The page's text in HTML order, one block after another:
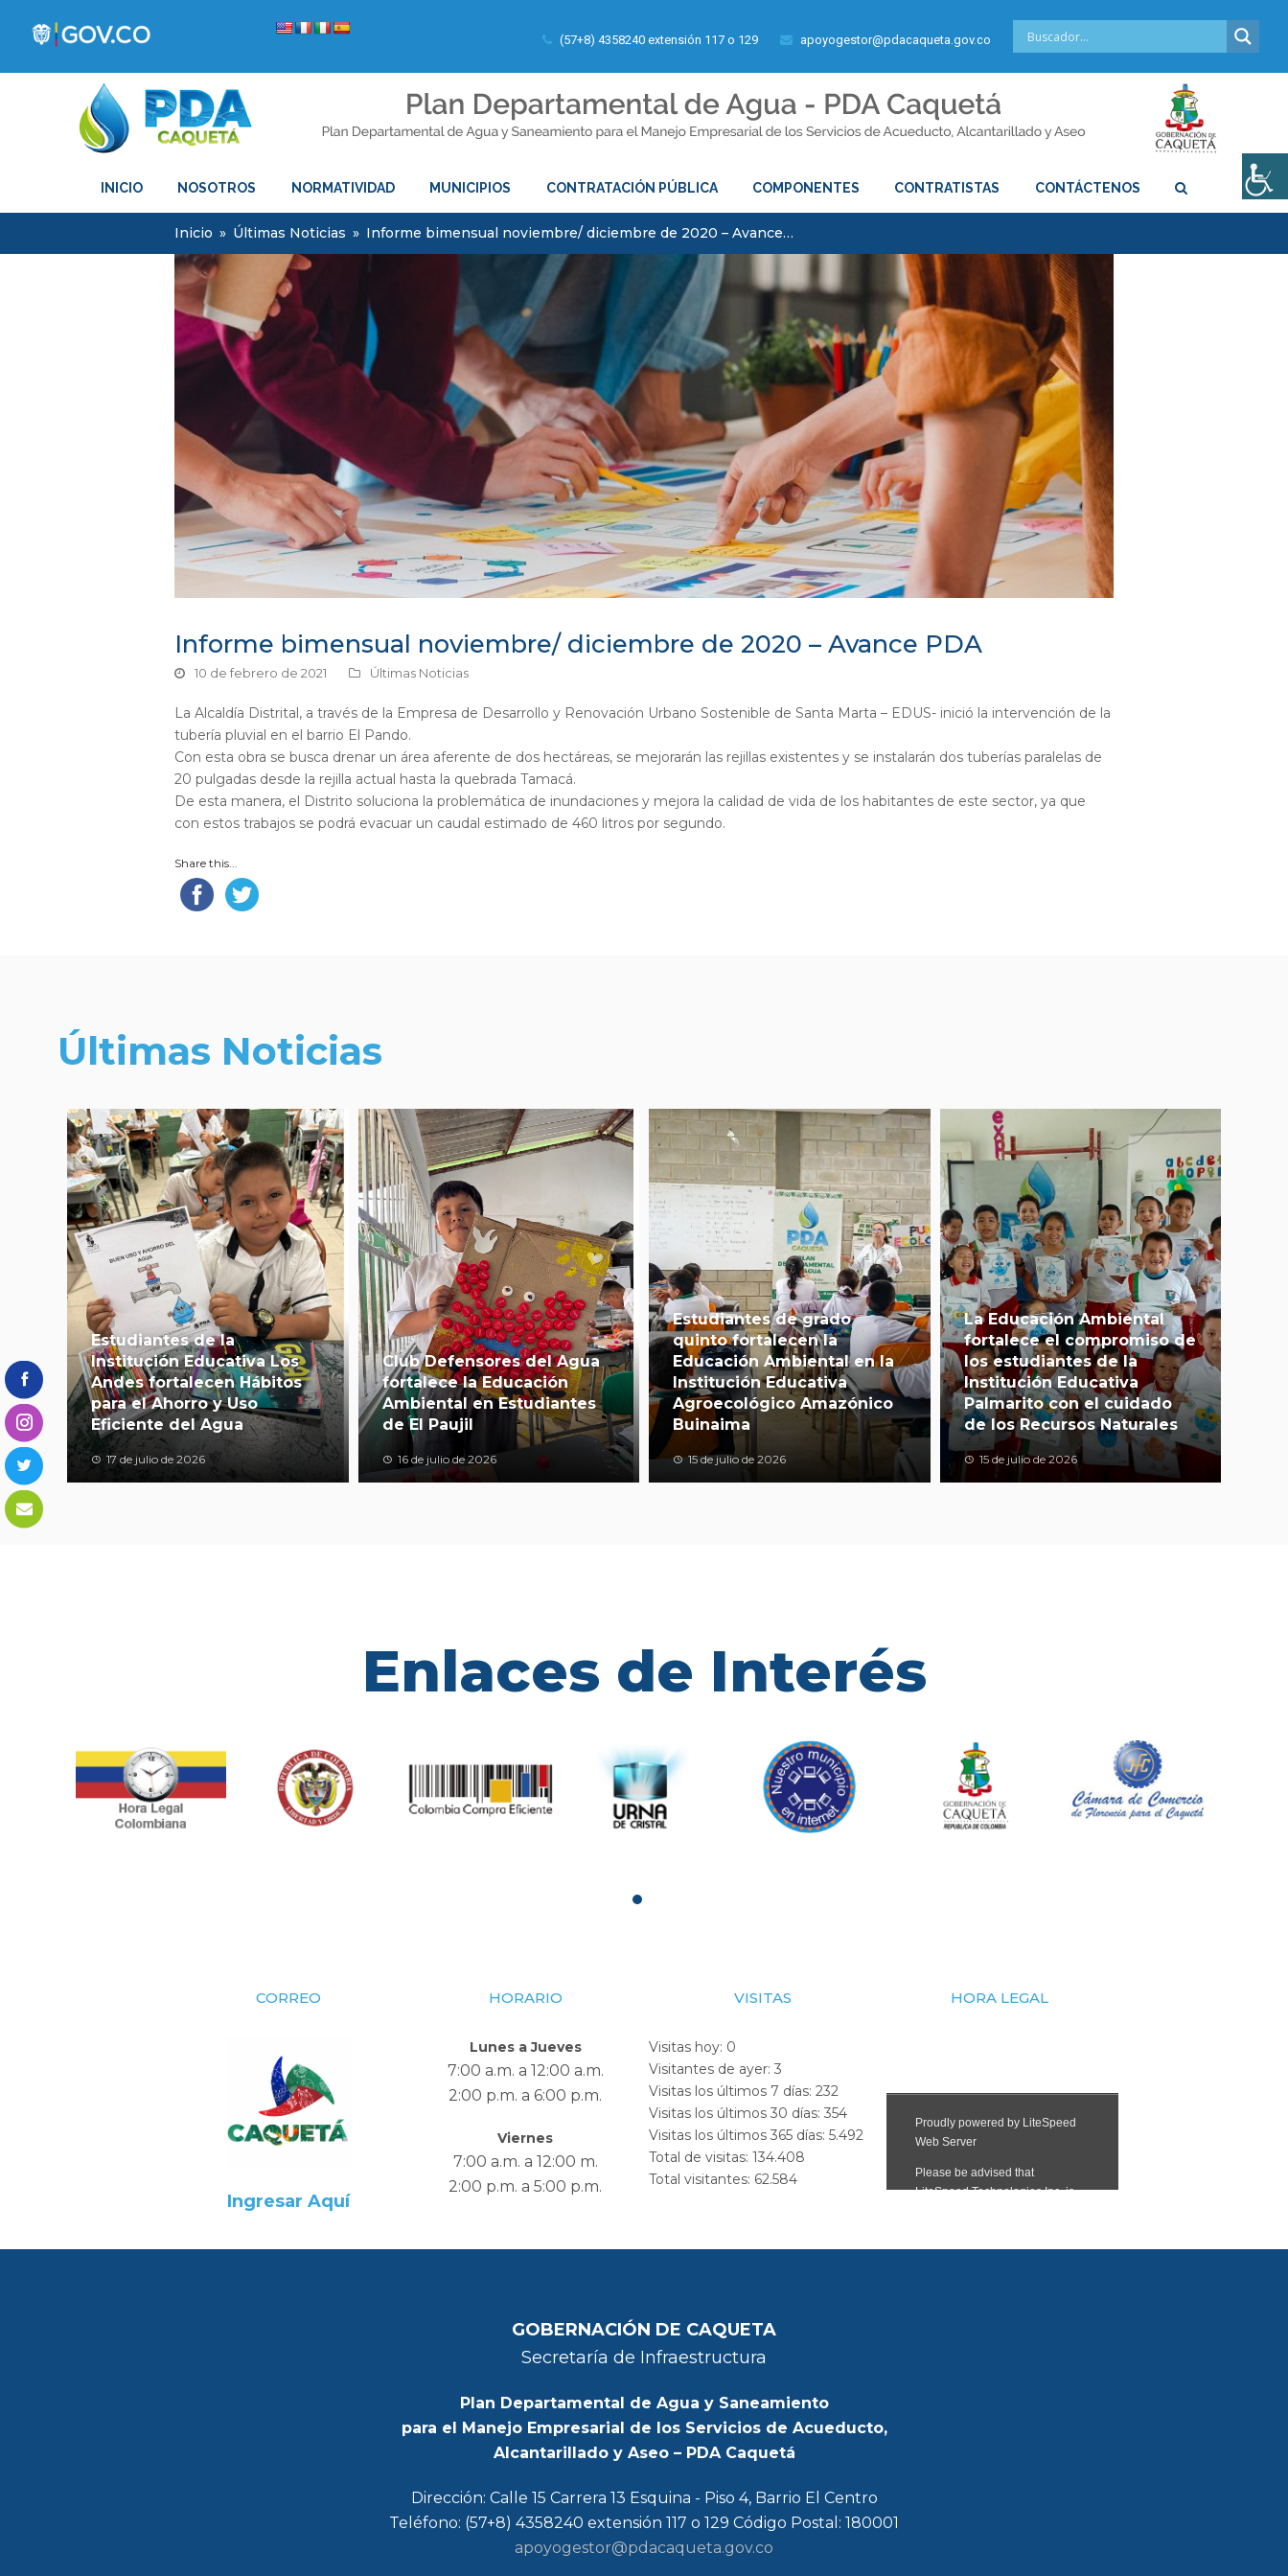
(57+8) 4358240 extensión 117 o 129 apoyogestor@pdacaqueta.gov.co
INICIO NOSOTROS NORMATIVIDAD MUNICIPIOS CONTRATACIÓN PÚBLICA COMPONENTES CONTRATISTAS CONTÁCTENOS
Inicio » Últimas Noticias » Informe bimensual noviembre/ diciembre de 2020 – Avance…
Informe bimensual noviembre/ diciembre de 2020 – Avance PDA
10 de febrero de 2021 Últimas Noticias
La Alcaldía Distrital, a través de la Empresa de Desarrollo y Renovación Urbano Sostenible de Santa Marta – EDUS- inició la intervención de la
tubería pluvial en el barrio El Pando.
Con esta obra se busca drenar un área aferente de dos hectáreas, se mejorarán las rejillas existentes y se instalarán dos tuberías paralelas de
20 pulgadas desde la rejilla actual hasta la quebrada Tamacá.
De esta manera, el Distrito soluciona la problemática de inundaciones y mejora la calidad de vida de los habitantes de este sector, ya que
con estos trabajos se podrá evacuar un caudal estimado de 460 litros por segundo.
Share this...
Últimas Noticias
Estudiantes de la
Institución Educativa Los
Andes fortalecen Hábitos
para el Ahorro y Uso
Eficiente del Agua
17 de julio de 2026
Club Defensores del Agua
fortalece la Educación
Ambiental en Estudiantes
de El Paujil
16 de julio de 2026
Estudiantes de grado
quinto fortalecen la
Educación Ambiental en la
Institución Educativa
Agroecológico Amazónico
Buinaima
15 de julio de 2026
La Educación Ambiental
fortalece el compromiso de
los estudiantes de la
Institución Educativa
Palmarito con el cuidado
de los Recursos Naturales
15 de julio de 2026
Enlaces de Interés
CORREO
Ingresar Aquí
HORARIO
Lunes a Jueves
7:00 a.m. a 12:00 a.m.
2:00 p.m. a 6:00 p.m.
Viernes
7:00 a.m. a 12:00 m.
2:00 p.m. a 5:00 p.m.
VISITAS
Visitas hoy: 0
Visitantes de ayer: 3
Visitas los últimos 7 días: 232
Visitas los últimos 30 días: 354
Visitas los últimos 365 días: 5.492
Total de visitas: 134.408
Total visitantes: 62.584
HORA LEGAL
GOBERNACIÓN DE CAQUETA
Secretaría de Infraestructura
Plan Departamental de Agua y Saneamiento
para el Manejo Empresarial de los Servicios de Acueducto,
Alcantarillado y Aseo – PDA Caquetá
Dirección: Calle 15 Carrera 13 Esquina - Piso 4, Barrio El Centro
Teléfono: (57+8) 4358240 extensión 117 o 129 Código Postal: 180001
apoyogestor@pdacaqueta.gov.co